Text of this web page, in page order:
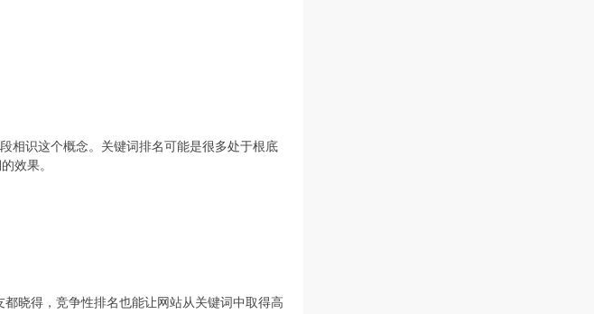
相识这个概念。关键词排名可能是很多处于根底
效果。
晓得，竞争性排名也能让网站从关键词中取得高